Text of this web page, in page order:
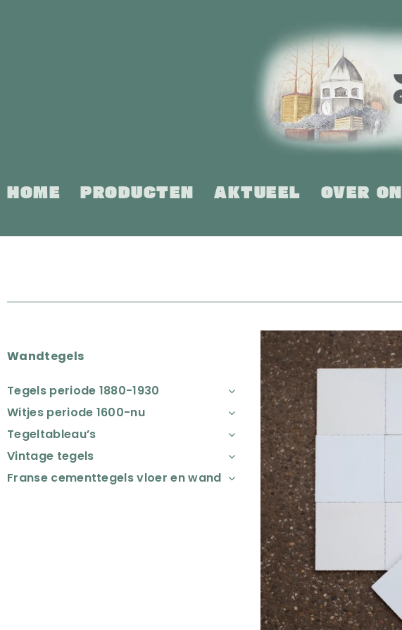
HOME PRODUCTEN AKTUEEL OVER
Wandtegels
Tegels periode 1880-1930
Witjes periode 1600-nu
Tegeltableau’s
Vintage tegels
Franse cementtegels vloer en wand